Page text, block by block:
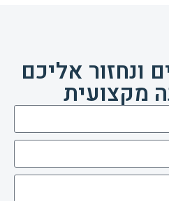
ונחזור אליכם
מקצועית